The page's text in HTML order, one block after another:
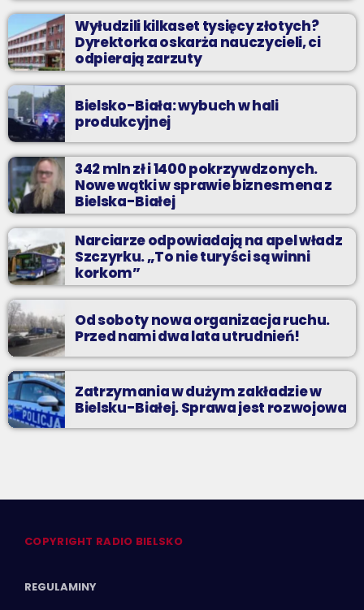
Wyłudzili kilkaset tysięcy złotych?
Dyrektorka oskarża nauczycieli, ci
odpierają zarzuty
Bielsko-Biała: wybuch w hali
produkcyjnej
342 mln zł i 1400 pokrzywdzonych.
Nowe wątki w sprawie biznesmena z
Bielska-Białej
Narciarze odpowiadają na apel władz
Szczyrku. „To nie turyści są winni
korkom”
Od soboty nowa organizacja ruchu.
Przed nami dwa lata utrudnień!
Zatrzymania w dużym zakładzie w
Bielsku-Białej. Sprawa jest rozwojowa
COPYRIGHT RADIO BIELSKO
REGULAMINY